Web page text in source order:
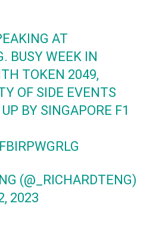
AT
BUSY WEEK IN
TOKEN 2049,
OF SIDE EVENTS
BY SINGAPORE F1
(@_RICHARDTENG)
2023